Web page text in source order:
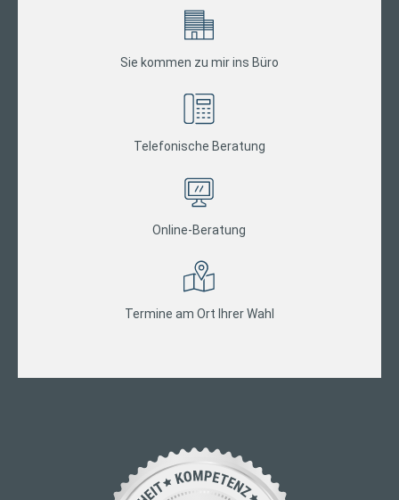
Sie kommen zu mir ins Büro
Telefonische Beratung
Online-Beratung
Termine am Ort Ihrer Wahl